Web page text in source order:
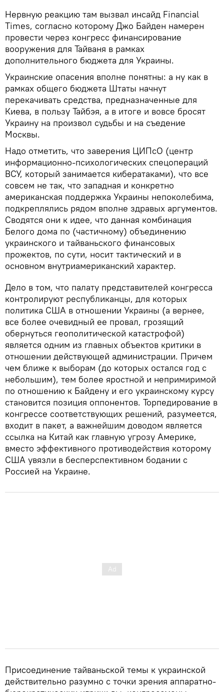
Нервную реакцию там вызвал инсайд Financial
Times, согласно которому Джо Байден намерен
провести через конгресс финансирование
вооружения для Тайваня в рамках
дополнительного бюджета для Украины.
Украинские опасения вполне понятны: а ну как в
рамках общего бюджета Штаты начнут
перекачивать средства, предназначенные для
Киева, в пользу Тайбэя, а в итоге и вовсе бросят
Украину на произвол судьбы и на съедение
Москвы.
Надо отметить, что заверения ЦИПсО (центр
информационно-психологических спецопераций
ВСУ, который занимается кибератаками), что все
совсем не так, что западная и конкретно
американская поддержка Украины непоколебима,
подкреплялись рядом вполне здравых аргументов.
Сводятся они к идее, что данная комбинация
Белого дома по (частичному) объединению
украинского и тайваньского финансовых
прожектов, по сути, носит тактический и в
основном внутриамериканский характер.
Дело в том, что палату представителей конгресса
контролируют республиканцы, для которых
политика США в отношении Украины (а вернее,
все более очевидный ее провал, грозящий
обернуться геополитической катастрофой)
является одним из главных объектов критики в
отношении действующей администрации. Причем
чем ближе к выборам (до которых остался год с
небольшим), тем более яростной и непримиримой
по отношению к Байдену и его украинскому курсу
становится позиция оппонентов. Торпедирование в
конгрессе соответствующих решений, разумеется,
входит в пакет, а важнейшим доводом является
ссылка на Китай как главную угрозу Америке,
вместо эффективного противодействия которому
США увязли в бесперспективном бодании с
Россией на Украине.
Присоединение тайваньской темы к украинской
действительно разумно с точки зрения аппаратно-